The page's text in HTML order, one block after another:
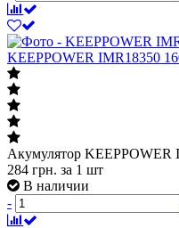
KEEPPOWER IMR18350
Акумулятор KEEPPOWER
284 грн. за 1 шт
В наличии
-